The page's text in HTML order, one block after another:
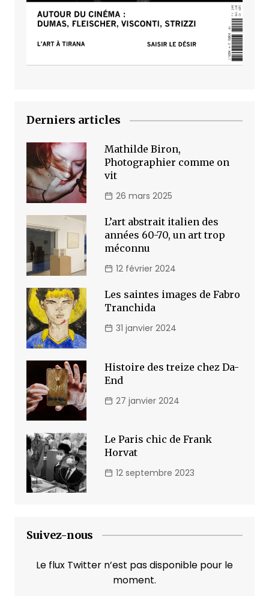
Derniers articles
Mathilde Biron,
Photographier comme on
vit
26 mars 2025
L’art abstrait italien des
années 60-70, un art trop
méconnu
12 février 2024
Les saintes images de Fabro
Tranchida
31 janvier 2024
Histoire des treize chez Da-
End
27 janvier 2024
Le Paris chic de Frank
Horvat
12 septembre 2023
Suivez-nous
Le flux Twitter n’est pas disponible pour le
moment.